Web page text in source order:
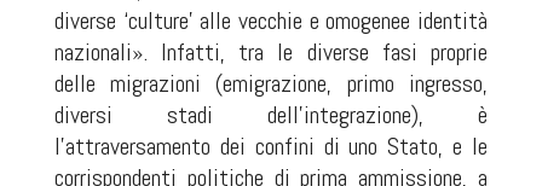
diverse ‘culture’ alle vecchie e omogenee identità
nazionali». Infatti, tra le diverse fasi proprie
delle migrazioni (emigrazione, primo ingresso,
diversi stadi dell’integrazione), è
l’attraversamento dei confini di uno Stato, e le
corrispondenti politiche di prima ammissione, a